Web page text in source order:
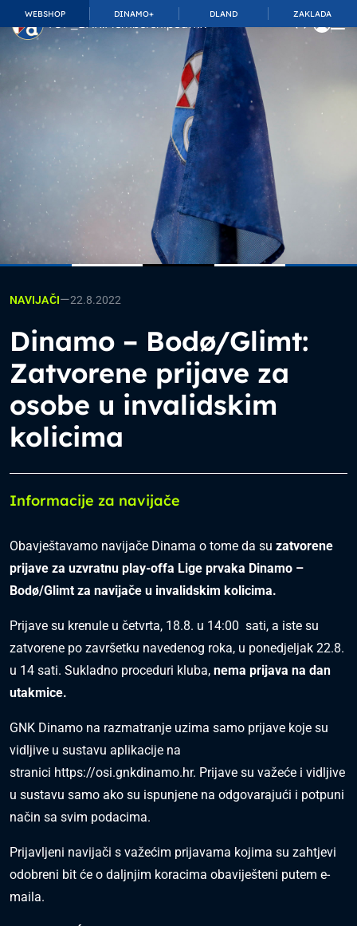
WEBSHOP DINAMO+ DLAND ZAKLADA
TOP_BAR.MembershipSuffix
NAVIJAČI—22.8.2022
Dinamo – Bodø/Glimt:
Zatvorene prijave za
osobe u invalidskim
kolicima
Informacije za navijače
Obavještavamo navijače Dinama o tome da su zatvorene
prijave za uzvratnu play-offa Lige prvaka Dinamo –
Bodø/Glimt za navijače u invalidskim kolicima.
Prijave su krenule u četvrta, 18.8. u 14:00 sati, a iste su
zatvorene po završetku navedenog roka, u ponedjeljak 22.8.
u 14 sati. Sukladno proceduri kluba, nema prijava na dan
utakmice.
GNK Dinamo na razmatranje uzima samo prijave koje su
vidljive u sustavu aplikacije na
stranici https://osi.gnkdinamo.hr. Prijave su važeće i vidljive
u sustavu samo ako su ispunjene na odgovarajući i potpuni
način sa svim podacima.
Prijavljeni navijači s važećim prijavama kojima su zahtjevi
odobreni bit će o daljnjim koracima obaviješteni putem e-
maila.